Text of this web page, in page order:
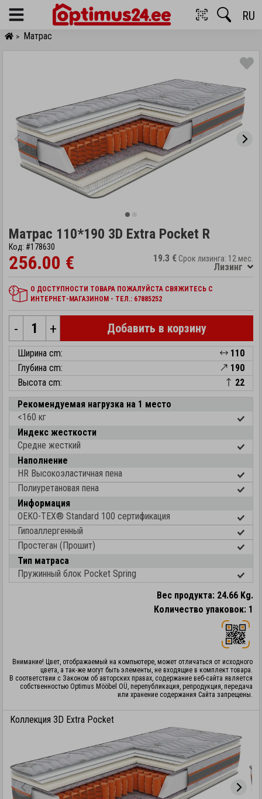
Menu RU
> Матрас
Матрас 110*190 3D Extra Pocket R
Код: #178630
256.00 € 19.3 € Срок лизинга: 12 мес.
Лизинг
О ДОСТУПНОСТИ ТОВАРА ПОЖАЛУЙСТА СВЯЖИТЕСЬ С
ИНТЕРНЕТ-МАГАЗИНОМ - ТЕЛ.: 67885252
- + Добавить в корзину
Ширина cm:
110
Глубина cm:
190
Высота cm:
22
Рекомендуемая нагрузка на 1 место
<160 кг
Индекс жесткости
Средне жесткий
Наполнение
HR Высокоэластичная пена
Полиуретановая пена
Информация
OEKO-TEX® Standard 100 cертификация
Гипоаллергенный
Простеган (Прошит)
Тип матраса
Пружинный блок Pocket Spring
Вес продукта: 24.66 Kg.
Количество упаковок: 1
Внимание! Цвет, отображаемый на компьютере, может отличаться от исходного
цвета, а так-же могут быть элементы, не входящие в комплект товара.
В соответствии с Законом об авторских правах, содержание веб-сайта является
собственностью Optimus Mööbel OÜ, перепубликация, репродукция, передача
или хранение содержания Сайта запрещены.
Коллекция 3D Extra Pocket